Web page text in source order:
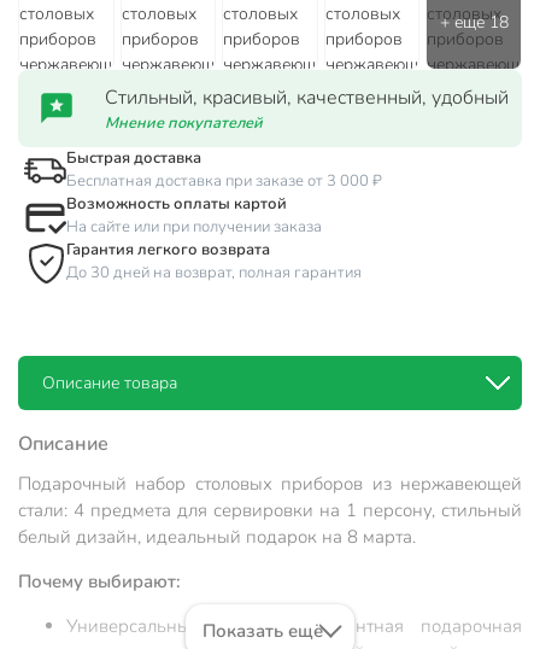
Стильный, красивый, качественный, удобный
Мнение покупателей
Быстрая доставка
Бесплатная доставка при заказе от 3 000 ₽
Возможность оплаты картой
На сайте или при получении заказа
Гарантия легкого возврата
До 30 дней на возврат, полная гарантия
Описание товара
Описание
Подарочный набор столовых приборов из нержавеющей
стали: 4 предмета для сервировки на 1 персону, стильный
белый дизайн, идеальный подарок на 8 марта.
Почему выбирают:
Универсальный подарок: элегантная подарочная
Показать ещё